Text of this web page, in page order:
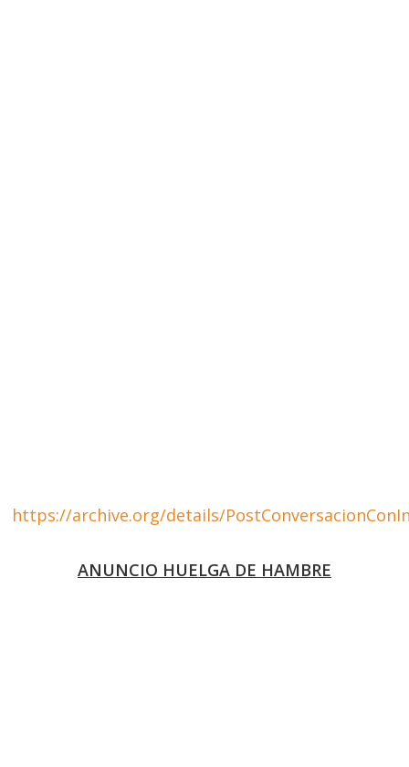
https://archive.org/details/
ANUNCIO HUELGA DE HAMBRE